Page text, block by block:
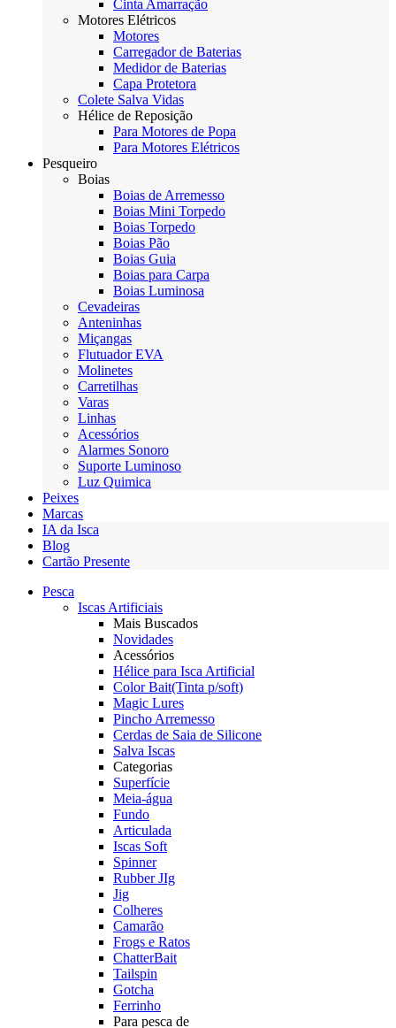
Cinta Amarração
Motores Elétricos
Motores
Carregador de Baterias
Medidor de Baterias
Capa Protetora
Colete Salva Vidas
Hélice de Reposição
Para Motores de Popa
Para Motores Elétricos
Pesqueiro
Boias
Boias de Arremesso
Boias Mini Torpedo
Boias Torpedo
Boias Pão
Boias Guia
Boias para Carpa
Boias Luminosa
Cevadeiras
Anteninhas
Miçangas
Flutuador EVA
Molinetes
Carretilhas
Varas
Linhas
Acessórios
Alarmes Sonoro
Suporte Luminoso
Luz Quimica
Peixes
Marcas
IA da Isca
Blog
Cartão Presente
Pesca
Iscas Artificiais
Mais Buscados
Novidades
Acessórios
Hélice para Isca Artificial
Color Bait(Tinta p/soft)
Magic Lures
Pincho Arremesso
Cerdas de Saia de Silicone
Salva Iscas
Categorias
Superfície
Meia-água
Fundo
Articulada
Iscas Soft
Spinner
Rubber JIg
Jig
Colheres
Camarão
Frogs e Ratos
ChatterBait
Tailspin
Gotcha
Ferrinho
Para pesca de